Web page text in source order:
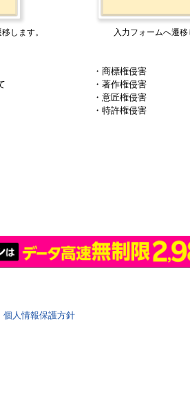
します。 入力フォームへ遷移
・商標権侵害
・著作権侵害
・意匠権侵害
・特許権侵害
個人情報保護方針